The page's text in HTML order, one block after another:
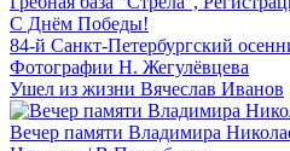
С Днём Победы!
84-й Санкт-Петербургский
Фотографии Н. Жегулёвцева
Ушел из жизни Вячеслав Иванов
Вечер памяти Владимира